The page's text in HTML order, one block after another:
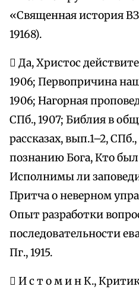
«Священная история
19168).
 Да, Христос
1906; Первопричина
1906; Нагорная
СПб., 1907; Библия в
рассказах, вып.1–2,
познанию Бога, Кто был
Исполнимы ли заповеди
Притча о неверном
Опыт разработки
последовательности
Пг., 1915.
 И с т о м и н К.,